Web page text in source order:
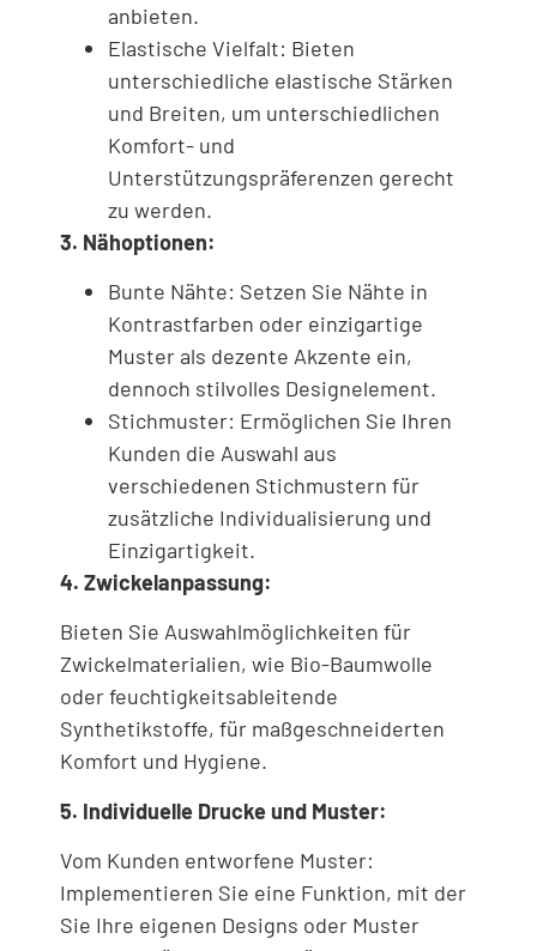
anbieten.
Elastische Vielfalt: Bieten
unterschiedliche elastische Stärken
und Breiten, um unterschiedlichen
Komfort- und
Unterstützungspräferenzen gerecht
zu werden.
3. Nähoptionen:
Bunte Nähte: Setzen Sie Nähte in
Kontrastfarben oder einzigartige
Muster als dezente Akzente ein,
dennoch stilvolles Designelement.
Stichmuster: Ermöglichen Sie Ihren
Kunden die Auswahl aus
verschiedenen Stichmustern für
zusätzliche Individualisierung und
Einzigartigkeit.
4. Zwickelanpassung:
Bieten Sie Auswahlmöglichkeiten für
Zwickelmaterialien, wie Bio-Baumwolle
oder feuchtigkeitsableitende
Synthetikstoffe, für maßgeschneiderten
Komfort und Hygiene.
5. Individuelle Drucke und Muster:
Vom Kunden entworfene Muster:
Implementieren Sie eine Funktion, mit der
Sie Ihre eigenen Designs oder Muster